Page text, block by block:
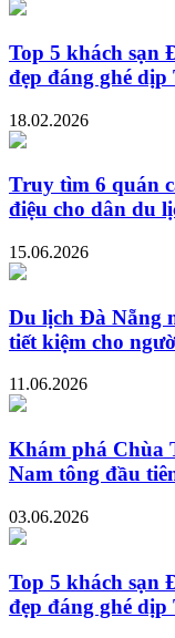
Top 5 khách sạn
đẹp đáng ghé dịp
18.02.2026
Truy tìm 6 quán
điệu cho dân du
15.06.2026
Du lịch Đà Nẵng
tiết kiệm cho
11.06.2026
Khám phá Chùa
Nam tông đầu
03.06.2026
Top 5 khách sạn
đẹp đáng ghé dịp